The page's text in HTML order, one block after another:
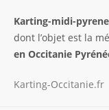
Karting-midi-
dont l’objet est la
en Occitanie
Karting-Occitanie.fr